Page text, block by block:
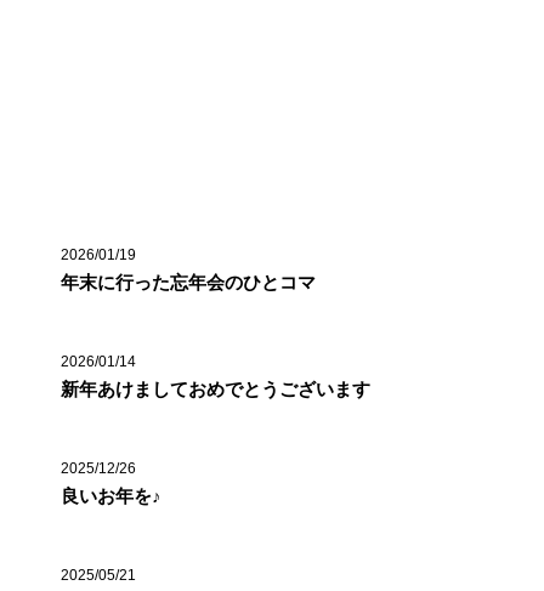
2026/01/19
年末に行った忘年会のひとコマ
2026/01/14
新年あけましておめでとうございます
2025/12/26
良いお年を♪
2025/05/21